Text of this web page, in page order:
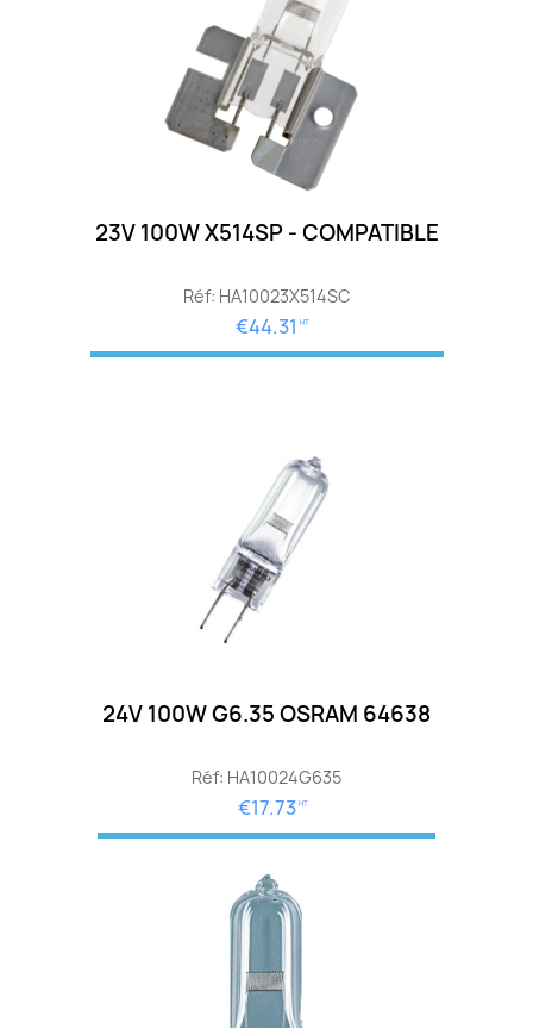
23V 100W X514SP - COMPATIBLE
Réf: HA10023X514SC
€44.31 HT
24V 100W G6.35 OSRAM 64638
Réf: HA10024G635
€17.73 HT